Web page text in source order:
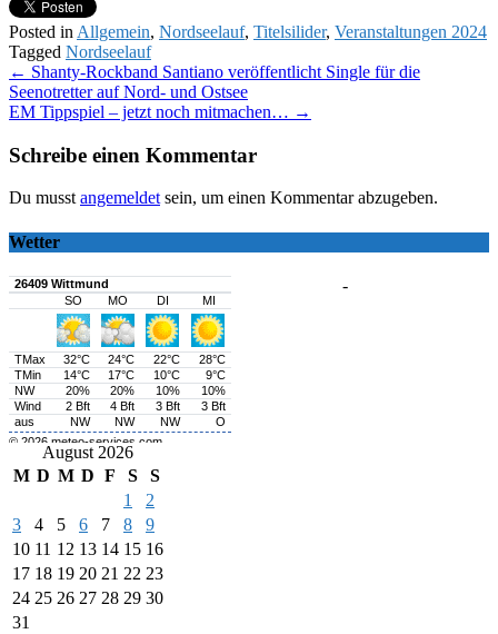
Posted in Allgemein, Nordseelauf, Titelsilider, Veranstaltungen 2024
Tagged Nordseelauf
Post
navigation
← Shanty-Rockband Santiano veröffentlicht Single für die
Seenotretter auf Nord- und Ostsee
EM Tippspiel – jetzt noch mitmachen… →
Schreibe einen Kommentar
Du musst angemeldet sein, um einen Kommentar abzugeben.
Wetter
-
August 2026
M D M D F S
S
1
2
3
4 5 6 7 8
9
10 11 12 13 14 15 16
17 18 19 20 21 22 23
24 25 26 27 28 29 30
31